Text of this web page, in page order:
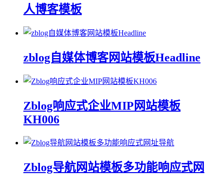
人博客模板
zblog自媒体博客网站模板Headline
Zblog响应式企业MIP网站模板
KH006
Zblog导航网站模板多功能响应式网